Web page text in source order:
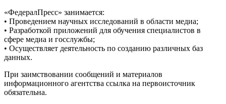
«ФедералПресс» занимается:
• Проведением научных исследований в области медиа;
• Разработкой приложений для обучения специалистов в
сфере медиа и госслужбы;
• Осуществляет деятельность по созданию различных баз
данных.
При заимствовании сообщений и материалов
информационного агентства ссылка на первоисточник
обязательна.